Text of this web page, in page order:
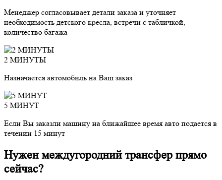
Менеджер согласовывает детали заказа и уточняет
необходимость детского кресла, встречи с табличкой,
количество багажа
2 МИНУТЫ
Назначается автомобиль на Ваш заказ
5 МИНУТ
Если Вы заказли машину на ближайшее время авто подается в
течении 15 минут
Нужен междугородний трансфер прямо
сейчас?